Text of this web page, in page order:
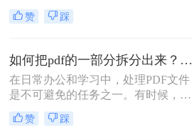
分。而PDF文件是最常见和流行的电
子文档格式之一。但有时我们可能会
型的PDF文件拆分成多个小文件，以
便更方便地阅读、共享或打印。 那
么，pdf一个文件如何拆分多个文件
呢？下面我将为您详细介绍几种简单
有效的方法。
赞 踩
如何把pdf的一部分拆分出来？这3种分割方法很简单！
在日常办公和学习中，处理PDF文件
是不可避免的任务之一。有时候，我
们需要从一份PDF文件中提取出某一
部分内容，以便与他人分享或用于其
赞 踩